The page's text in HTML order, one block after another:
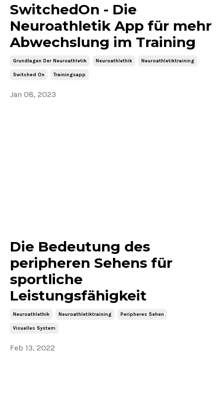
SwitchedOn - Die
Neuroathletik App für mehr
Abwechslung im Training
Grundlagen Der Neuroathletik Neuroathlethik Neuroathletiktraining
Switched On Trainingsapp
Jan 08, 2023
Die Bedeutung des
peripheren Sehens für
sportliche
Leistungsfähigkeit
Neuroathlethik Neuroathletiktraining Peripheres Sehen
Visuelles System
Feb 13, 2022